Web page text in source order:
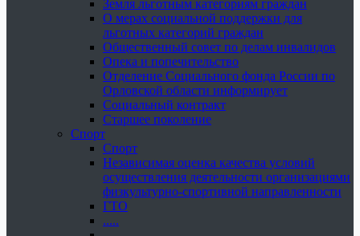
Земля льготным категориям граждан
О мерах социальной поддержки для
льготных категорий граждан
Общественный совет по делам инвалидов
Опека и попечительство
Отделение Социального фонда России по
Орловской области информирует
Социальный контракт
Старшее поколение
Спорт
Спорт
Независимая оценка качества условий
осуществления деятельности организациями
физкультурно-спортивной направленности
ГТО
.....